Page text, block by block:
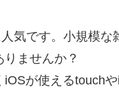
気です。小規模
ませんか？
が使えるtouch